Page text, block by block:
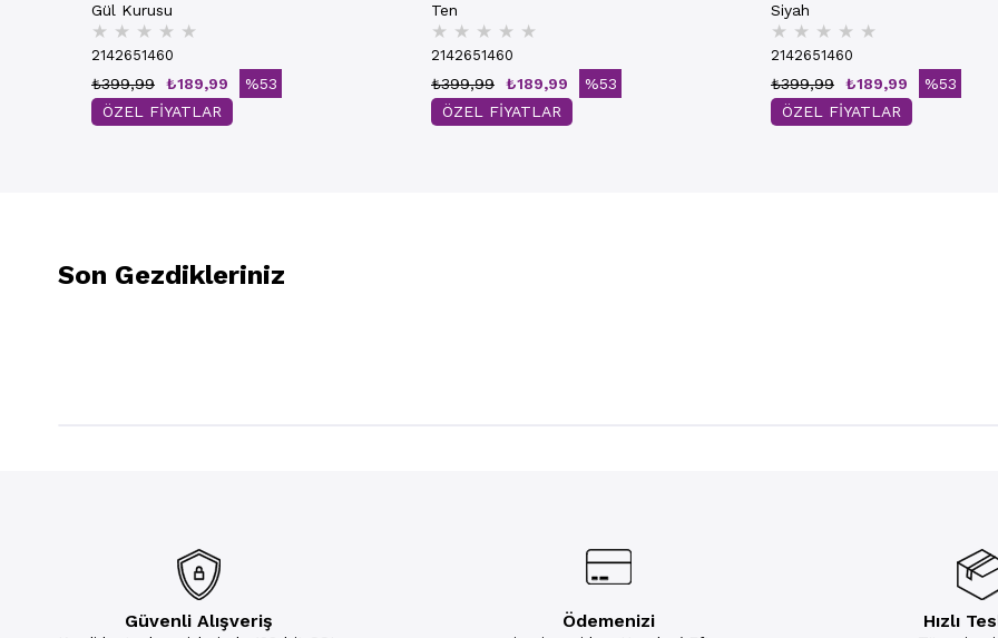
Gül Kurusu
★ ★ ★ ★ ★
2142651460
₺189,99
₺399,99
%53
ÖZEL FİYATLAR
Ten
★ ★ ★ ★ ★
2142651460
₺189,99
₺399,99
%53
ÖZEL FİYATLAR
Siyah
★ ★ ★ ★ ★
2142651460
₺189,99
₺399,99
%53
ÖZEL FİYATLAR
Son Gezdikleriniz
Güvenli Alışveriş Ödemenizi Hızlı